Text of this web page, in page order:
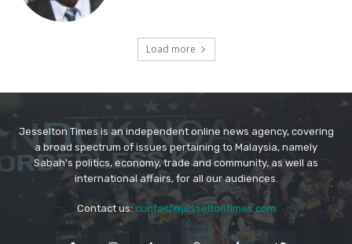
Jesselton Times is an independent online news agency, covering
a broad spectrum of issues pertaining to Malaysia, namely
Sabah's politics, economy, trade and community, as well as
international affairs, for all our audiences.
Contact us: contact@jesseltontimes.com